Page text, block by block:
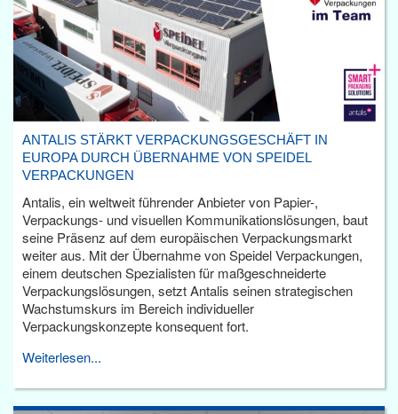
ANTALIS STÄRKT VERPACKUNGSGESCHÄFT IN
EUROPA DURCH ÜBERNAHME VON SPEIDEL
VERPACKUNGEN
Antalis, ein weltweit führender Anbieter von Papier-,
Verpackungs- und visuellen Kommunikationslösungen, baut
seine Präsenz auf dem europäischen Verpackungsmarkt
weiter aus. Mit der Übernahme von Speidel Verpackungen,
einem deutschen Spezialisten für maßgeschneiderte
Verpackungslösungen, setzt Antalis seinen strategischen
Wachstumskurs im Bereich individueller
Verpackungskonzepte konsequent fort.
Weiterlesen...